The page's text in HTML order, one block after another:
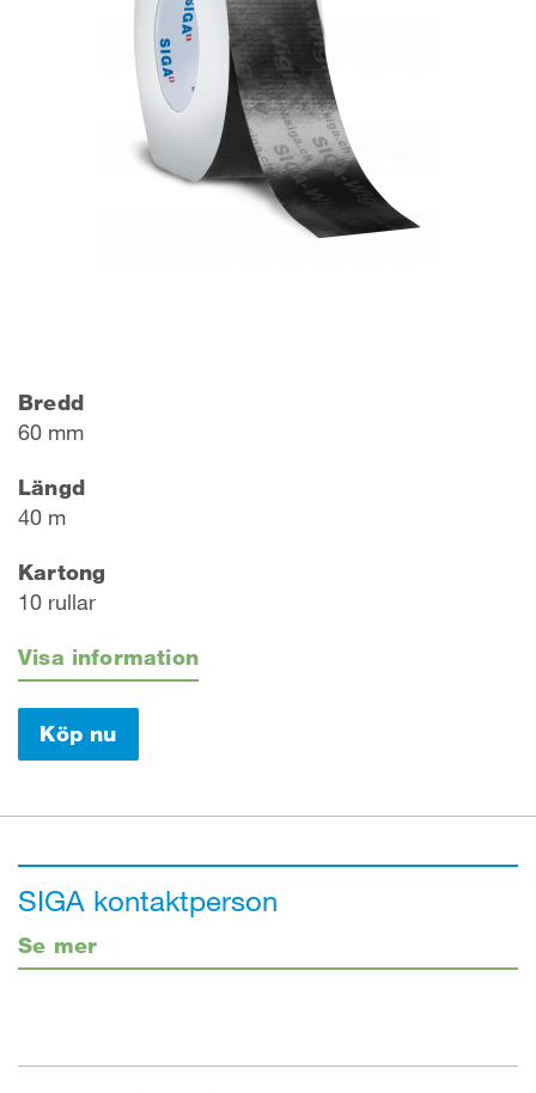
Bredd
60 mm
Längd
40 m
Kartong
10 rullar
Visa information
Köp nu
SIGA kontaktperson
Se mer